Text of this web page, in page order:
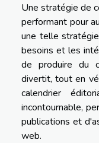
Une stratégie de
performant pour
une telle
besoins et les
de produire du
divertit, tout en
calendrier
incontournable,
publications et
web.